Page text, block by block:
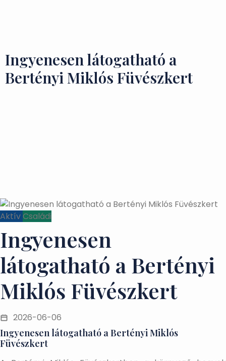
Ingyenesen látogatható a
Bertényi Miklós Füvészkert
AktívCsaládi
Ingyenesen
látogatható a Bertényi
Miklós Füvészkert
2026-06-06
Ingyenesen látogatható a Bertényi Miklós
Füvészkert